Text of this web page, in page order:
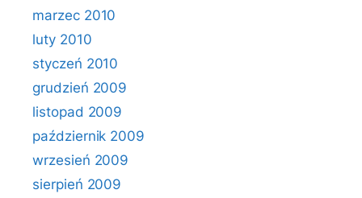
marzec 2010
luty 2010
styczeń 2010
grudzień 2009
listopad 2009
październik 2009
wrzesień 2009
sierpień 2009